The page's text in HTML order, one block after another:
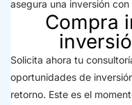
asegura una inversión
Compra
Solicita ahora tu
oportunidades de
retorno. Este es el